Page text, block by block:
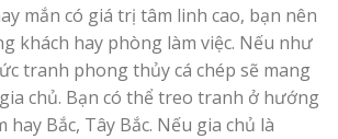
mắn có giá trị tâm linh cao, bạn nên
khách hay phòng làm việc. Nếu như
tranh phong thủy cá chép sẽ mang
chủ. Bạn có thể treo tranh ở hướng
Bắc, Tây Bắc. Nếu gia chủ là